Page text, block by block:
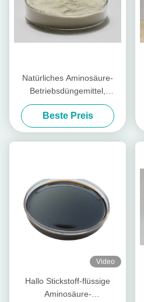
Natürliches Aminosäure-
Betriebsdüngemittel,
Molybdän-Düngemittel
organisch
Beste Preis
Video
Hallo Stickstoff-flüssige
Aminosäure-